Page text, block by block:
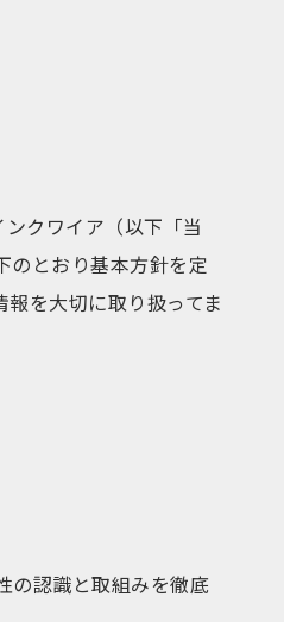
クワイア（以下「当
のとおり基本方針を定
を大切に取り扱ってま
の認識と取組みを徹底